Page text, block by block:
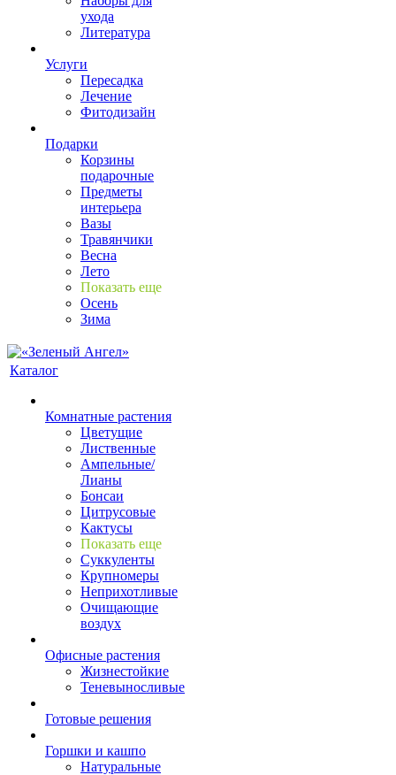
ухода
Литература
Услуги
Пересадка
Лечение
Фитодизайн
Подарки
Корзины
подарочные
Предметы
интерьера
Вазы
Травянчики
Весна
Лето
Показать еще
Осень
Зима
Каталог
Комнатные растения
Цветущие
Лиственные
Ампельные/
Лианы
Бонсаи
Цитрусовые
Кактусы
Показать еще
Суккуленты
Крупномеры
Неприхотливые
Очищающие
воздух
Офисные растения
Жизнестойкие
Теневыносливые
Готовые решения
Горшки и кашпо
Натуральные